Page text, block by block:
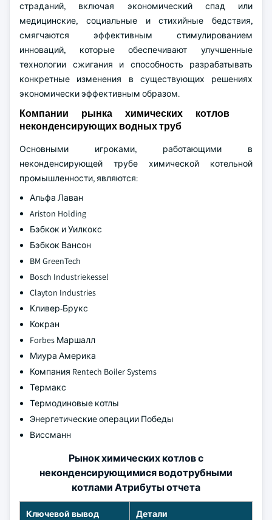
страданий, включая экономический спад или
медицинские, социальные и стихийные бедствия,
смягчаются эффективным стимулированием
инноваций, которые обеспечивают улучшенные
технологии сжигания и способность разрабатывать
конкретные изменения в существующих решениях
экономически эффективным образом.
Компании рынка химических котлов
неконденсирующих водных труб
Основными игроками, работающими в
неконденсирующей трубе химической котельной
промышленности, являются:
Альфа Лаван
Ariston Holding
Бэбкок и Уилкокс
Бэбкок Вансон
BM GreenTech
Bosch Industriekessel
Clayton Industries
Кливер-Брукс
Кокран
Forbes Маршалл
Миура Америка
Компания Rentech Boiler Systems
Термакс
Термодиновые котлы
Энергетические операции Победы
Виссманн
Рынок химических котлов с
неконденсирующимися водотрубными
котлами Атрибуты отчета
Ключевой вывод Детали